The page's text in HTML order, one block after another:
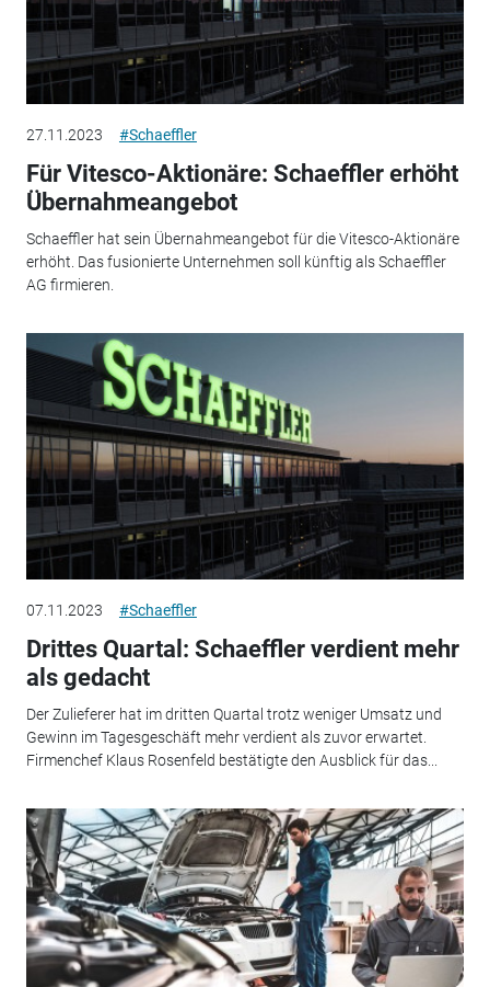
27.11.2023 #Schaeffler
Für Vitesco-Aktionäre: Schaeffler erhöht
Übernahmeangebot
Schaeffler hat sein Übernahmeangebot für die Vitesco-Aktionäre
erhöht. Das fusionierte Unternehmen soll künftig als Schaeffler
AG firmieren.
07.11.2023 #Schaeffler
Drittes Quartal: Schaeffler verdient mehr
als gedacht
Der Zulieferer hat im dritten Quartal trotz weniger Umsatz und
Gewinn im Tagesgeschäft mehr verdient als zuvor erwartet.
Firmenchef Klaus Rosenfeld bestätigte den Ausblick für das...